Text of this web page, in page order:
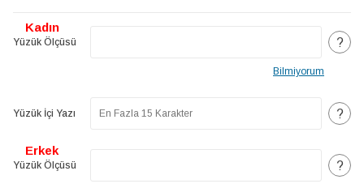
Yüzük Ölçüsü
Kadın
?
Bilmiyorum
Yüzük İçi Yazı ?
Yüzük Ölçüsü
Erkek
?